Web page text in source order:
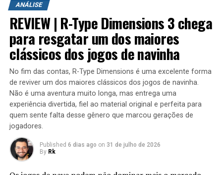
possível encontrar novas armas, aprimorar os
equipamentos com upgrades e completar diversas
missões que variam bastante em estrutura. Algumas
colocam o jogador contra grandes hordas de inimigos
em áreas abertas, enquanto outras acontecem em
regiões subterrâneas repletas de desafios, incluindo
inimigos mais poderosos e torres que precisam ser
destruídas dentro de um limite de tempo para que a
missão seja concluída.
ANÁLISE
REVIEW | R-Type Dimensions 3 chega
para resgatar um dos maiores
clássicos dos jogos de navinha
No fim das contas, R-Type Dimensions é uma excelente forma
de reviver um dos maiores clássicos dos jogos de navinha.
Não é uma aventura muito longa, mas entrega uma
experiência divertida, fiel ao material original e perfeita para
quem sente falta desse gênero que marcou gerações de
jogadores.
Published 6 dias ago on 31 de julho de 2026
By Rk